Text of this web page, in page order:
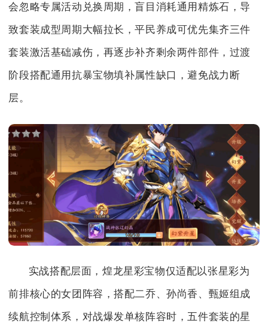
会忽略专属活动兑换周期，盲目消耗通用精炼石，导
致套装成型周期大幅拉长，平民养成可优先集齐三件
套装激活基础减伤，再逐步补齐剩余两件部件，过渡
阶段搭配通用抗暴宝物填补属性缺口，避免战力断
层。
实战搭配层面，煌龙星彩宝物仅适配以张星彩为
前排核心的女团阵容，搭配二乔、孙尚香、甄姬组成
续航控制体系，对战爆发单核阵容时，五件套装的星